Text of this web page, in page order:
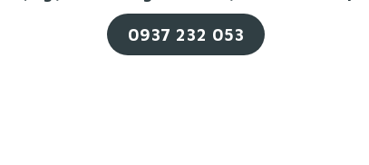
0937 232 053